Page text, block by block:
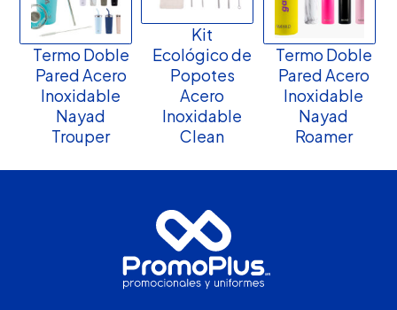
Termo Doble
Pared Acero
Inoxidable
Nayad
Trouper
Kit
Ecológico de
Popotes
Acero
Inoxidable
Clean
Termo Doble
Pared Acero
Inoxidable
Nayad
Roamer